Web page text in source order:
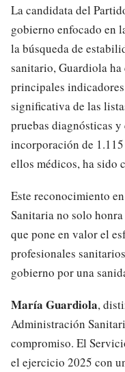
La candidata del
gobierno enfocado en
la búsqueda de
sanitario, Guardiola ha
principales
significativa de las
pruebas diagnósticas
incorporación de
ellos médicos, ha sido
Este reconocimiento
Sanitaria no solo
que pone en valor el
profesionales
gobierno por una
María Guardiola,
Administración
compromiso. El
el ejercicio 2025 con